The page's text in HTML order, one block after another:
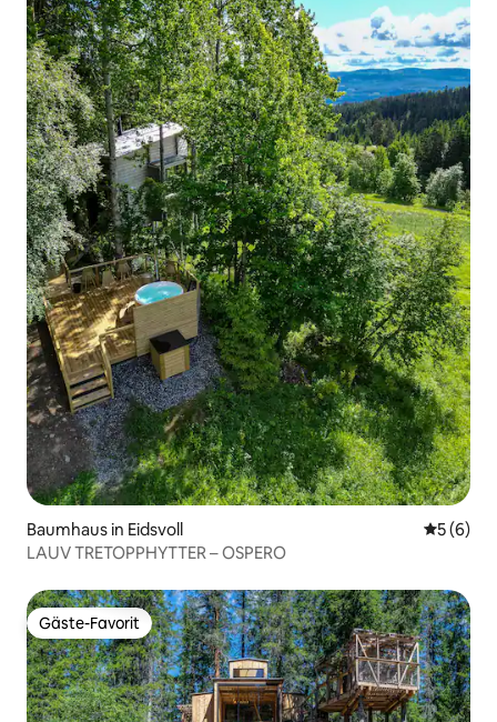
Baumhaus in Eidsvoll
5 (6)
LAUV TRETOPPHYTTER – OSPERO
Gäste-Favorit
Gäste-Favorit